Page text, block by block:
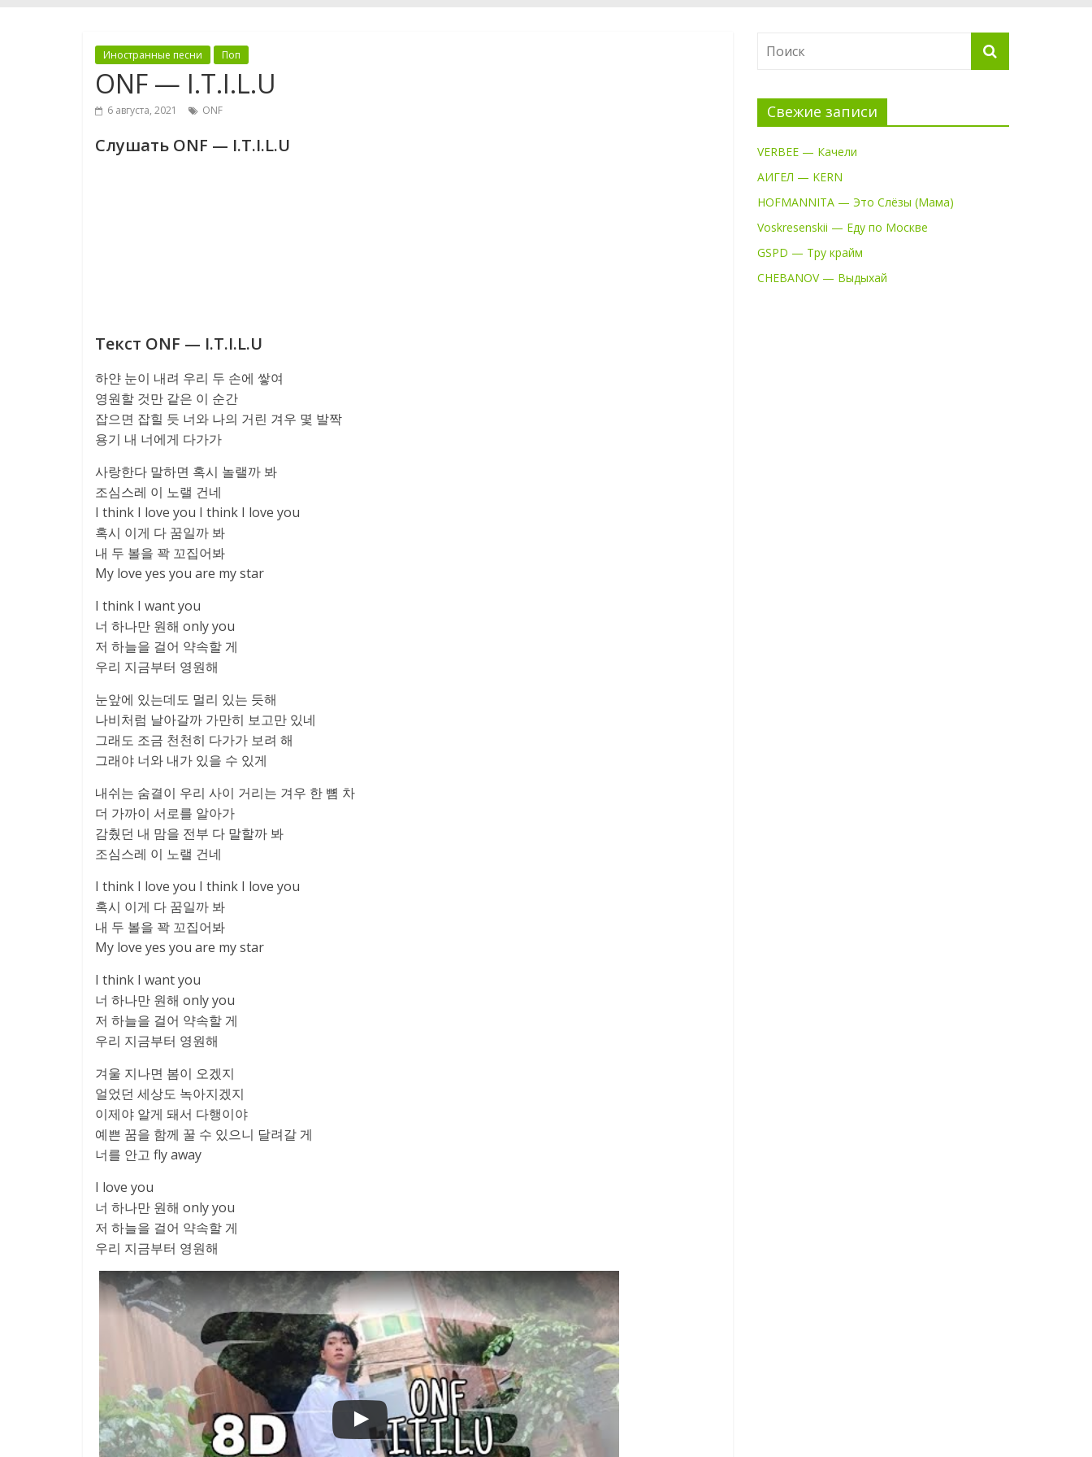
Иностранные песни Поп
ONF — I.T.I.L.U
6 августа, 2021 ONF
Слушать ONF — I.T.I.L.U
Текст ONF — I.T.I.L.U
하얀 눈이 내려 우리 두 손에 쌓여
영원할 것만 같은 이 순간
잡으면 잡힐 듯 너와 나의 거린 겨우 몇 발짝
용기 내 너에게 다가가
사랑한다 말하면 혹시 놀랠까 봐
조심스레 이 노랠 건네
I think I love you I think I love you
혹시 이게 다 꿈일까 봐
내 두 볼을 꽉 꼬집어봐
My love yes you are my star
I think I want you
너 하나만 원해 only you
저 하늘을 걸어 약속할 게
우리 지금부터 영원해
눈앞에 있는데도 멀리 있는 듯해
나비처럼 날아갈까 가만히 보고만 있네
그래도 조금 천천히 다가가 보려 해
그래야 너와 내가 있을 수 있게
내쉬는 숨결이 우리 사이 거리는 겨우 한 뼘 차
더 가까이 서로를 알아가
감췄던 내 맘을 전부 다 말할까 봐
조심스레 이 노랠 건네
I think I love you I think I love you
혹시 이게 다 꿈일까 봐
내 두 볼을 꽉 꼬집어봐
My love yes you are my star
I think I want you
너 하나만 원해 only you
저 하늘을 걸어 약속할 게
우리 지금부터 영원해
겨울 지나면 봄이 오겠지
얼었던 세상도 녹아지겠지
이제야 알게 돼서 다행이야
예쁜 꿈을 함께 꿀 수 있으니 달려갈 게
너를 안고 fly away
I love you
너 하나만 원해 only you
저 하늘을 걸어 약속할 게
우리 지금부터 영원해
Свежие записи
VERBEE — Качели
АИГЕЛ — KERN
HOFMANNITA — Это Слёзы (Мама)
Voskresenskii — Еду по Москве
GSPD — Тру крайм
CHEBANOV — Выдыхай